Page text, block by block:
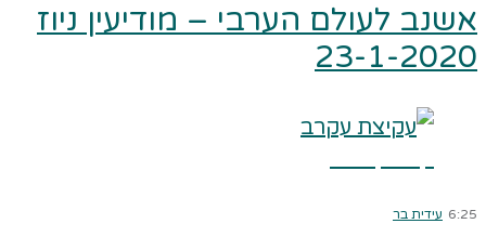
אשנב לעולם הערבי – מודיעין ניוז
23-1-2020
6:25 עידית בר